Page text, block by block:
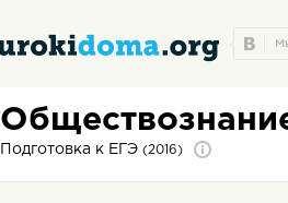
Подготовка к ЕГЭ (2016)